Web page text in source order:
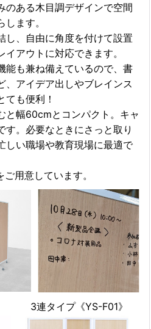
のある木目調デザインで空間
ます。
し、自由に角度を付けて設置
アウトに対応できます。
能も兼ね備えているので、書
、アイデア出しやブレインス
ても便利！
と幅60cmとコンパクト。キャ
す。必要なときにさっと取り
しい職場や教育現場に最適で
用意しています。
3連タイプ《YS-F01》